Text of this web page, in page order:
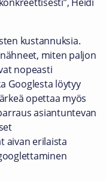
kustannuksia.
miten paljon
nopeasti
Googlesta löytyy
opettaa myös
asiantuntevan
aivan erilaista